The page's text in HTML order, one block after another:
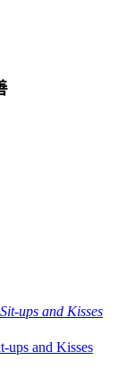
and Kisses